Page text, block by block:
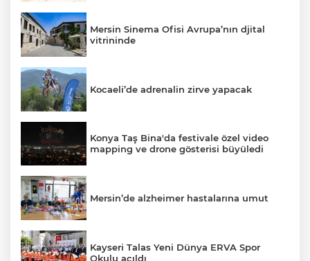
Mersin Sinema Ofisi Avrupa’nın djital
vitrininde
Kocaeli’de adrenalin zirve yapacak
Konya Taş Bina'da festivale özel video
mapping ve drone gösterisi büyüledi
Mersin’de alzheimer hastalarına umut
Kayseri Talas Yeni Dünya ERVA Spor
Okulu açıldı